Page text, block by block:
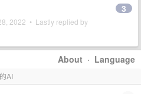
2022 • Lastly replied by
3
About · Language
AI